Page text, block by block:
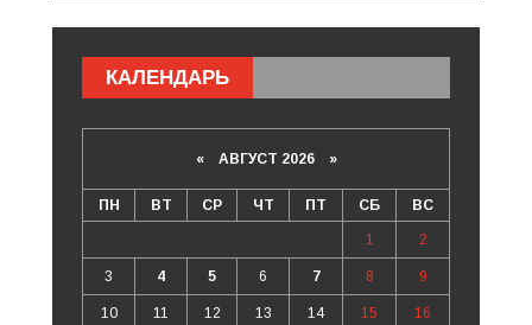
КАЛЕНДАРЬ
«АВГУСТ 2026 »
ПН ВТ СР ЧТ ПТ СБ ВС
1 2
3 4 5 6 7 8 9
10 11 12 13 14 15 16